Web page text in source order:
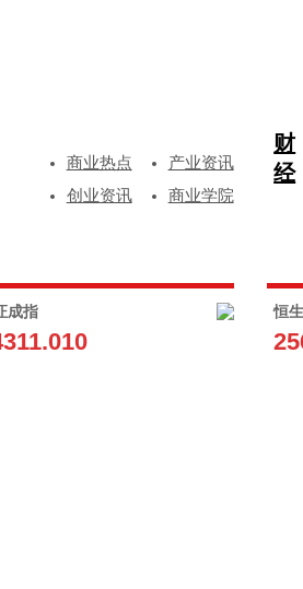
商业热点
产业资讯
创业资讯
商业学院
财
经
成指 恒